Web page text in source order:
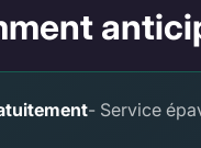
- Service